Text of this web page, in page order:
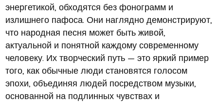
энергетикой, обходятся без фонограмм и
излишнего пафоса. Они наглядно демонстрируют,
что народная песня может быть живой,
актуальной и понятной каждому современному
человеку. Их творческий путь — это яркий пример
того, как обычные люди становятся голосом
эпохи, объединяя людей посредством музыки,
основанной на подлинных чувствах и